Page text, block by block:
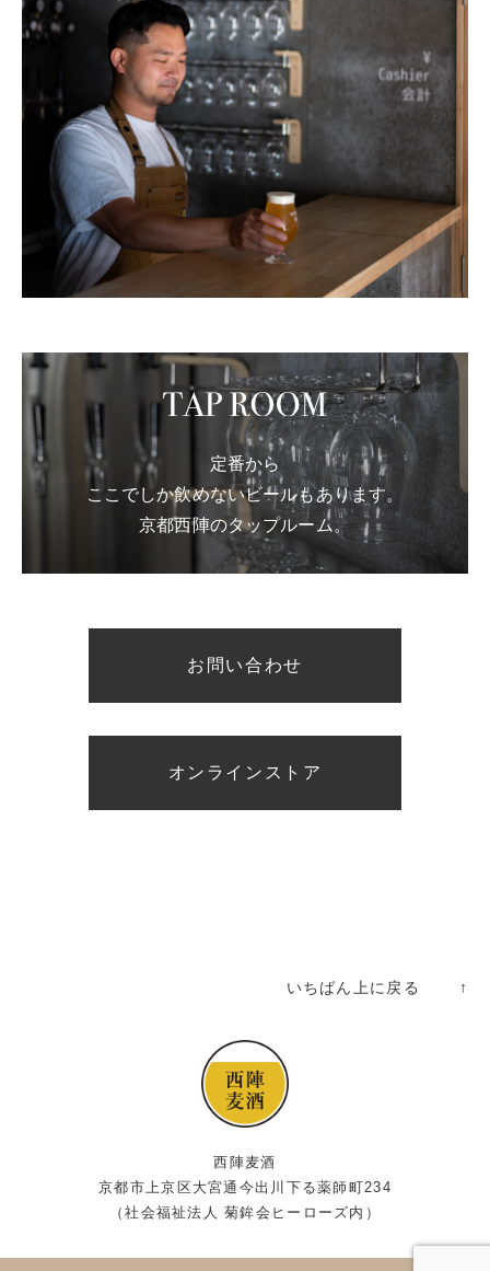
定番から
ここでしか飲めないビールもあります。
京都西陣のタップルーム。
お問い合わせ
オンラインストア
いちばん上に戻る ↑
西陣麦酒
京都市上京区大宮通今出川下る薬師町234
（社会福祉法人 菊鉾会ヒーローズ内）